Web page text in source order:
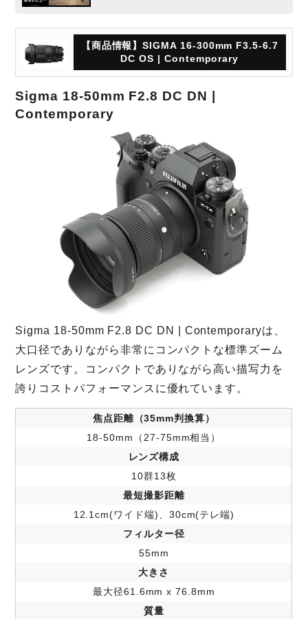
【商品情報】SIGMA 16-300mm F3.5-6.7
DC OS | Contemporary
Sigma 18-50mm F2.8 DC DN |
Contemporary
Sigma 18-50mm F2.8 DC DN | Contemporaryは、
大口径でありながら非常にコンパクトな標準ズーム
レンズです。コンパクトでありながら高い描写力を
誇りコストパフォーマンスに優れています。
焦点距離（35mm判換算）
18-50mm（27-75mm相当）
レンズ構成
10群13枚
最短撮影距離
12.1cm(ワイド端)、30cm(テレ端)
フィルター径
55mm
大きさ
最大径61.6mm x 76.8mm
質量